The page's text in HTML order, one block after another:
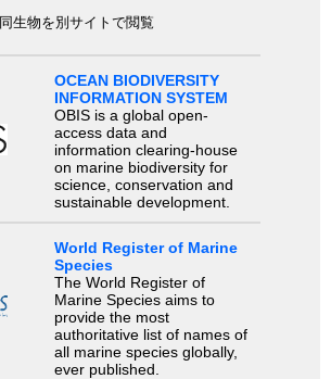
同生物を別サイトで閲覧
OCEAN BIODIVERSITY
INFORMATION SYSTEM
OBIS is a global open-
access data and
information clearing-house
on marine biodiversity for
science, conservation and
sustainable development.
World Register of Marine
Species
The World Register of
Marine Species aims to
provide the most
authoritative list of names of
all marine species globally,
ever published.